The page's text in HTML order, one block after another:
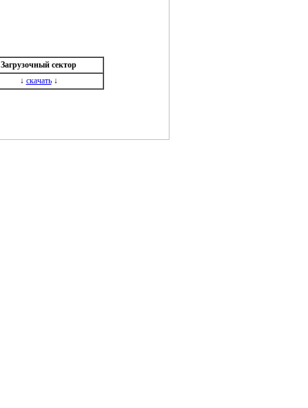
Загрузочный сектор
↓ скачать↓